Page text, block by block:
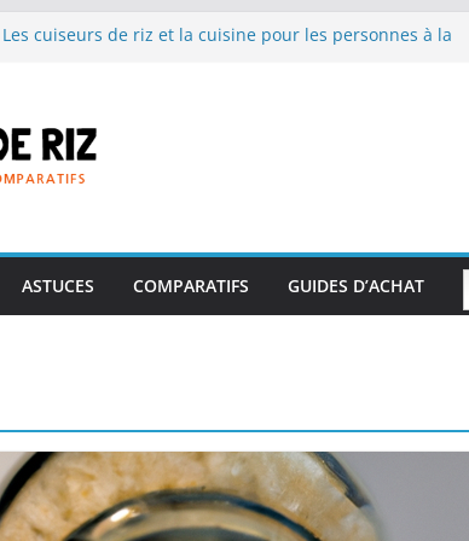
Les cuiseurs de riz et la cuisine pour les personnes à la
Les cuiseurs de riz pour les familles nombreuses : Cuisson
en grande quantité.
Les cuiseurs de riz et la préparation de plats pour les
réconfortants.
ASTUCES COMPARATIFS GUIDES D’ACHAT